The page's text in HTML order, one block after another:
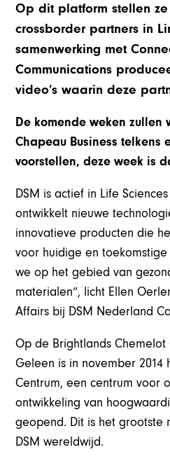
Op dit platform stellen
crossborder partners in
samenwerking met
Communications
video’s waarin deze
De komende weken zullen
Chapeau Business telkens
voorstellen, deze week is
DSM is actief in Life
ontwikkelt nieuwe
innovatieve producten die
voor huidige en
we op het gebied van
materialen”, licht Ellen
Affairs bij DSM Nederland
Op de Brightlands Chemelot
Geleen is in november 2014
Centrum, een centrum voor
ontwikkeling van
geopend. Dit is het grootste
DSM wereldwijd.